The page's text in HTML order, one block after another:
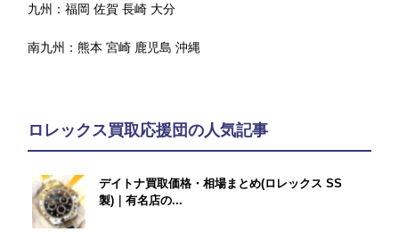
九州：福岡 佐賀 長崎 大分
南九州：熊本 宮崎 鹿児島 沖縄
ロレックス買取応援団の人気記事
デイトナ買取価格・相場まとめ(ロレックス SS
製)｜有名店の...